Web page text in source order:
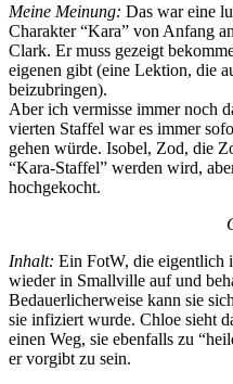
Meine Meinung: Das war eine
Charakter “Kara” von Anfang
Clark. Er muss gezeigt
eigenen gibt (eine Lektion, die
beizubringen).
Aber ich vermisse immer noch
vierten Staffel war es immer
gehen würde. Isobel, Zod, die
“Kara-Staffel” werden wird,
hochgekocht.
Inhalt: Ein FotW, die eigentlich
wieder in Smallville auf und
Bedauerlicherweise kann sie
sie infiziert wurde. Chloe sieht
einen Weg, sie ebenfalls zu
er vorgibt zu sein.